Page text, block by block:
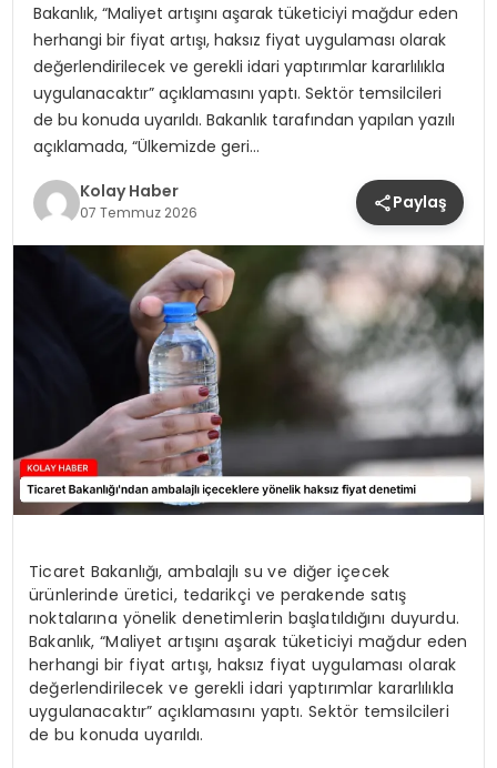
Bakanlık, “Maliyet artışını aşarak tüketiciyi mağdur eden
herhangi bir fiyat artışı, haksız fiyat uygulaması olarak
değerlendirilecek ve gerekli idari yaptırımlar kararlılıkla
uygulanacaktır” açıklamasını yaptı. Sektör temsilcileri
de bu konuda uyarıldı. Bakanlık tarafından yapılan yazılı
açıklamada, “Ülkemizde geri…
Kolay Haber
07 Temmuz 2026 Paylaş
Ticaret Bakanlığı, ambalajlı su ve diğer içecek
ürünlerinde üretici, tedarikçi ve perakende satış
noktalarına yönelik denetimlerin başlatıldığını duyurdu.
Bakanlık, “Maliyet artışını aşarak tüketiciyi mağdur eden
herhangi bir fiyat artışı, haksız fiyat uygulaması olarak
değerlendirilecek ve gerekli idari yaptırımlar kararlılıkla
uygulanacaktır” açıklamasını yaptı. Sektör temsilcileri
de bu konuda uyarıldı.